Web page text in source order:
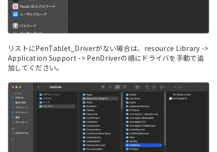
リストにPenTablet_Driverがない場合は、resource Library ->
Application Support -> PenDriverの順にドライバを手動で追
加してください。